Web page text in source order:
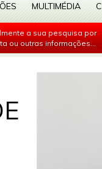
MULTIMÉDIA
a sua pesquisa por
ou outras informações...